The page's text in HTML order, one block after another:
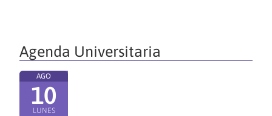
Agenda Universitaria
AGO
10
LUNES